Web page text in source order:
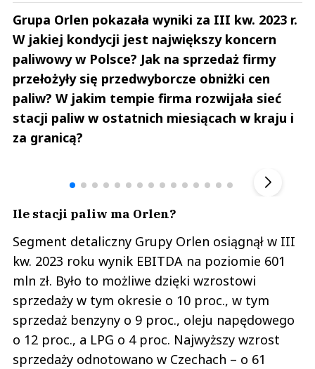
Grupa Orlen pokazała wyniki za III kw. 2023 r.
W jakiej kondycji jest największy koncern
paliwowy w Polsce? Jak na sprzedaż firmy
przełożyły się przedwyborcze obniżki cen
paliw? W jakim tempie firma rozwijała sieć
stacji paliw w ostatnich miesiącach w kraju i
za granicą?
Ile stacji paliw ma Orlen?
Segment detaliczny Grupy Orlen osiągnął w III
kw. 2023 roku wynik EBITDA na poziomie 601
mln zł. Było to możliwe dzięki wzrostowi
sprzedaży w tym okresie o 10 proc., w tym
sprzedaż benzyny o 9 proc., oleju napędowego
o 12 proc., a LPG o 4 proc. Najwyższy wzrost
sprzedaży odnotowano w Czechach – o 61